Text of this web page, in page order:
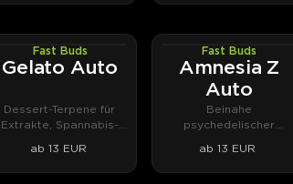
AUTOFEMFast Buds
Gelato Auto
Dessert-Terpene für
Extrakte, Spannabis-
ab 13 EUR
AUTOFEMFast Buds
Amnesia Z
Auto
Beinahe
psychedelischer
Fruchtcocktail-
Terpenen.
ab 13 EUR